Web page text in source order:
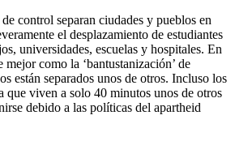
control separan ciudades y pueblos en
el desplazamiento de estudiantes
universidades, escuelas y hospitales. En
como la ‘bantustanización’ de
están separados unos de otros. Incluso los
que viven a solo 40 minutos unos de otros
debido a las políticas del apartheid